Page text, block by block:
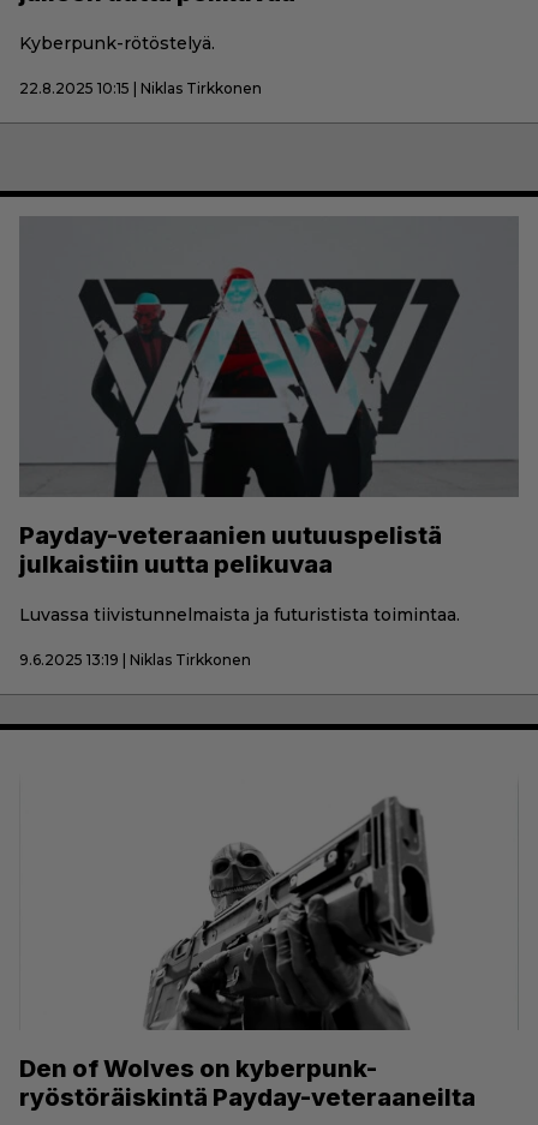
Kyberpunk-rötöstelyä.
22.8.2025 10:15 | Niklas Tirkkonen
Payday-veteraanien uutuuspelistä
julkaistiin uutta pelikuvaa
Luvassa tiivistunnelmaista ja futuristista toimintaa.
9.6.2025 13:19 | Niklas Tirkkonen
Den of Wolves on kyberpunk-
ryöstöräiskintä Payday-veteraaneilta